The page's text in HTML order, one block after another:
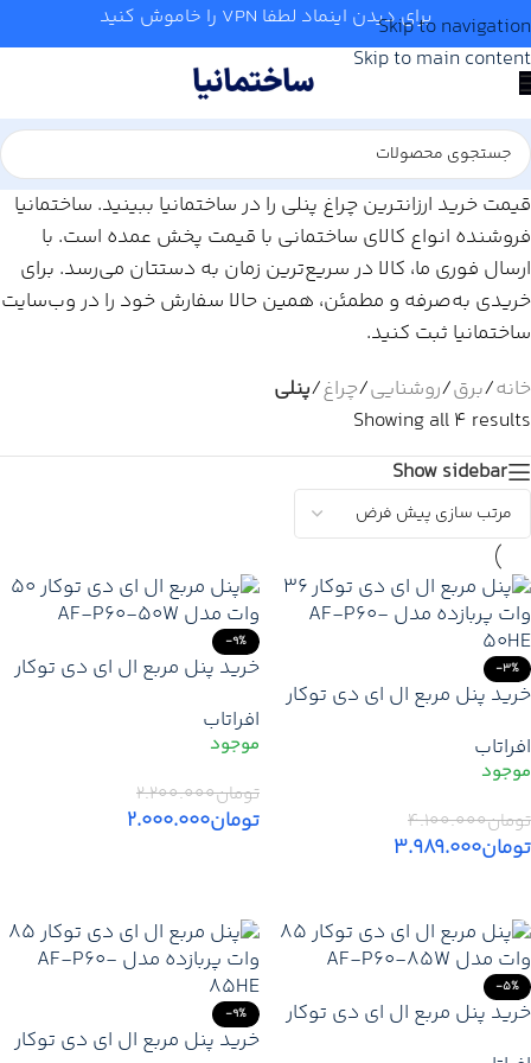
Skip to navigation
Skip to main content
برای دیدن اینماد لطفا VPN را خاموش کنید
قیمت خرید ارزانترین چراغ پنلی را در ساختمانیا ببینید. ساختمانیا
فروشنده انواع کالای ساختمانی با قیمت پخش عمده است. با
ارسال فوری ما، کالا در سریع‌ترین زمان به دستتان می‌رسد. برای
خریدی به‌صرفه و مطمئن، همین حالا سفارش خود را در وب‌سایت
ساختمانیا ثبت کنید.
خانه/برق/روشنایی/چراغ/پنلی
Showing all 4 results
Show sidebar
-3%
خرید پنل مربع ال ای دی توکار
4800 لومن
افراتاب
تومان۴.۱۰۰.۰۰۰
تومان۳.۹۸۹.۰۰۰
-9%
خرید پنل مربع ال ای دی توکار
50W با نوردهی 4800 لومن
افراتاب
تومان۲.۲۰۰.۰۰۰
تومان۲.۰۰۰.۰۰۰
-5%
خرید پنل مربع ال ای دی توکار
-9%
خرید پنل مربع ال ای دی توکار